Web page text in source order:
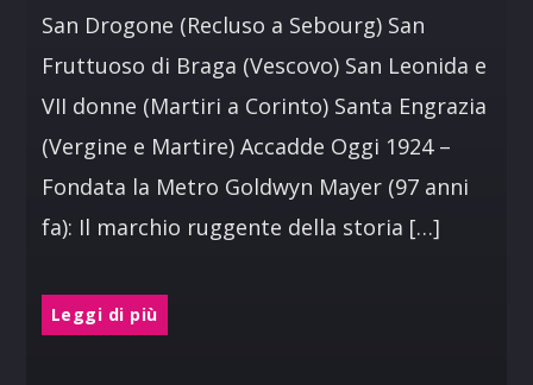
San Drogone (Recluso a Sebourg) San
Fruttuoso di Braga (Vescovo) San Leonida e
VII donne (Martiri a Corinto) Santa Engrazia
(Vergine e Martire) Accadde Oggi 1924 –
Fondata la Metro Goldwyn Mayer (97 anni
fa): Il marchio ruggente della storia […]
Leggi di più